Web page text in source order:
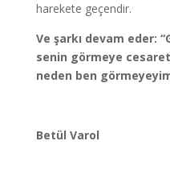
harekete geçendir.
Ve şarkı devam eder:
senin görmeye
neden ben
Betül Varol